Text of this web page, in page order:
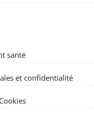
santé
et confidentialité